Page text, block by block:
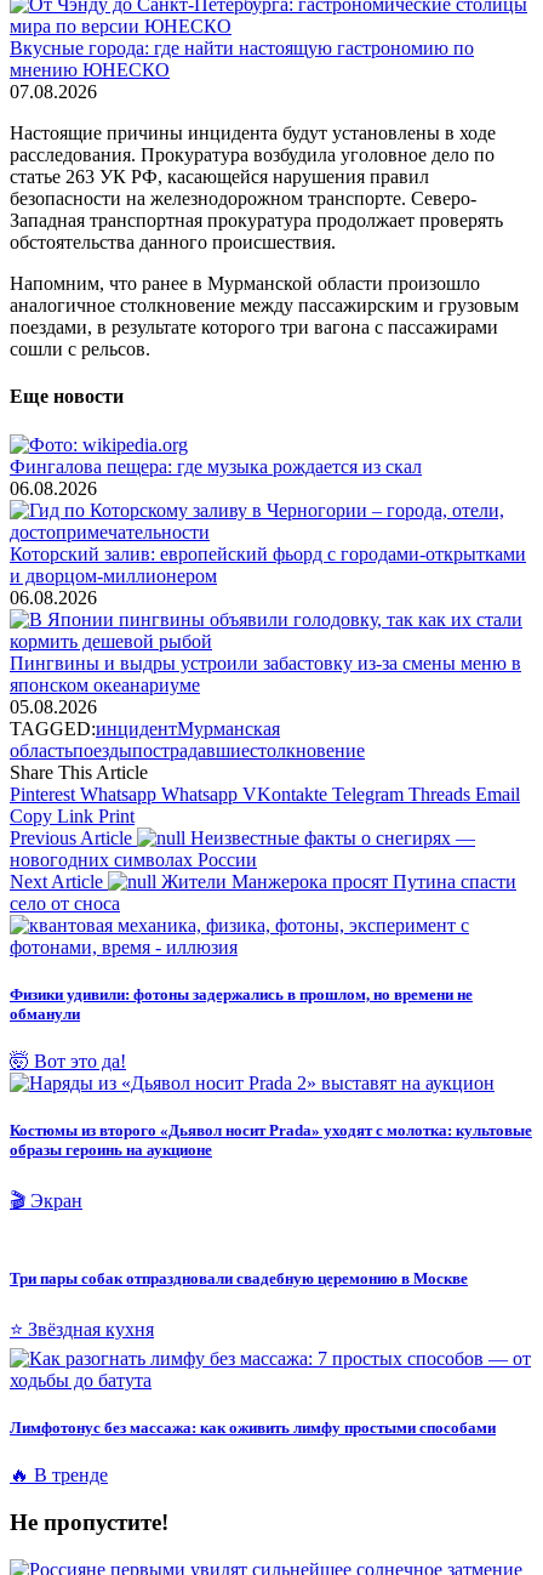
Вкусные города: где найти настоящую гастрономию по
мнению ЮНЕСКО
07.08.2026
Настоящие причины инцидента будут установлены в ходе
расследования. Прокуратура возбудила уголовное дело по
статье 263 УК РФ, касающейся нарушения правил
безопасности на железнодорожном транспорте. Северо-
Западная транспортная прокуратура продолжает проверять
обстоятельства данного происшествия.
Напомним, что ранее в Мурманской области произошло
аналогичное столкновение между пассажирским и грузовым
поездами, в результате которого три вагона с пассажирами
сошли с рельсов.
Еще новости
Фингалова пещера: где музыка рождается из скал
06.08.2026
Которский залив: европейский фьорд с городами-открытками
и дворцом-миллионером
06.08.2026
Пингвины и выдры устроили забастовку из-за смены меню в
японском океанариуме
05.08.2026
TAGGED:инцидентМурманская
областьпоездыпострадавшиестолкновение
Share This Article
Pinterest Whatsapp Whatsapp VKontakte Telegram Threads Email
Copy Link Print
Previous Article
Неизвестные факты о снегирях —
новогодних символах России
Next Article
Жители Манжерока просят Путина спасти
село от сноса
Физики удивили: фотоны задержались в прошлом, но времени не
обманули
🤯 Вот это да!
Костюмы из второго «Дьявол носит Prada» уходят с молотка: культовые
образы героинь на аукционе
🎬 Экран
Три пары собак отпраздновали свадебную церемонию в Москве
⭐ Звёздная кухня
Лимфотонус без массажа: как оживить лимфу простыми способами
🔥 В тренде
Не пропустите!